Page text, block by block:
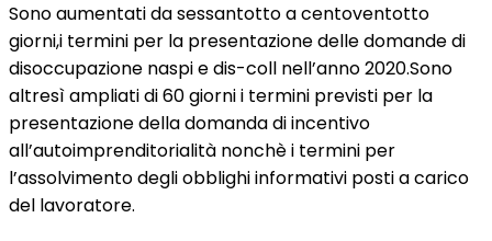
Sono aumentati da sessantotto a centoventotto
giorni,i termini per la presentazione delle domande di
disoccupazione naspi e dis-coll nell’anno 2020.Sono
altresì ampliati di 60 giorni i termini previsti per la
presentazione della domanda di incentivo
all’autoimprenditorialità nonchè i termini per
l’assolvimento degli obblighi informativi posti a carico
del lavoratore.